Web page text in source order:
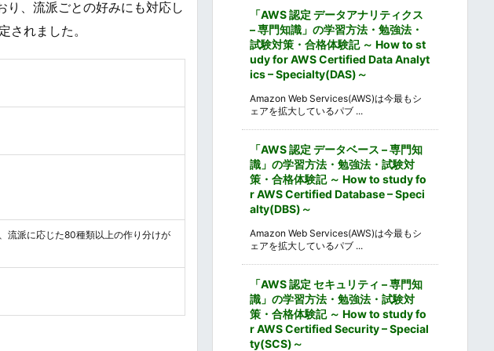
、流派ごとの好みにも対応し
れました。
流派に応じた80種類以上の作り分けが
「AWS 認定 データアナリティクス
– 専門知識」の学習方法・勉強法・
試験対策・合格体験記 ～ How to st
udy for AWS Certified Data Analyt
ics – Specialty(DAS)～
Amazon Web Services(AWS)は今最もシ
ェアを拡大しているパブ ...
「AWS 認定 データベース – 専門知
識」の学習方法・勉強法・試験対
策・合格体験記 ～ How to study fo
r AWS Certified Database – Speci
alty(DBS)～
Amazon Web Services(AWS)は今最もシ
ェアを拡大しているパブ ...
「AWS 認定 セキュリティ – 専門知
識」の学習方法・勉強法・試験対
策・合格体験記 ～ How to study fo
r AWS Certified Security – Special
ty(SCS)～